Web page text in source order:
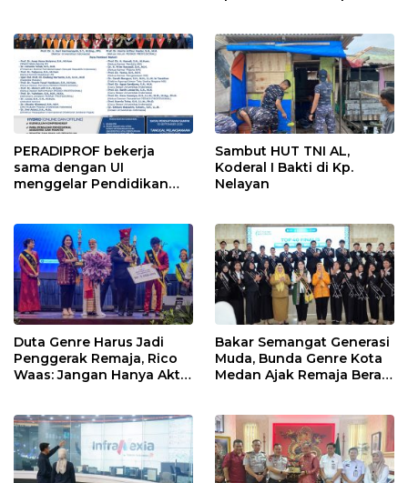
dari 90% aset jaringan
Telkom
PERADIPROF bekerja
sama dengan UI
menggelar Pendidikan
Sambut HUT TNI AL,
Koderal I Bakti di Kp.
Nelayan
Duta Genre Harus Jadi
Penggerak Remaja, Rico
Waas: Jangan Hanya Aktif
Bakar Semangat Generasi
Muda, Bunda Genre Kota
Medan Ajak Remaja Berani